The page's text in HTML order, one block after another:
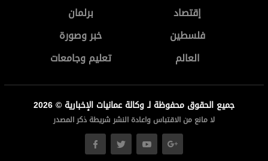
إقتصاد
برلمان
فلسطين
خبر وصورة
العالم
تعليم وجامعات
جميع الحقوق محفوظة لـ وكالة عمانيات الإخبارية © 2026
لا مانع من الاقتباس واعادة النشر شريطة ذكر المصدر